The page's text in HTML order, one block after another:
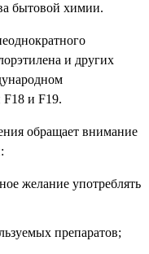
бытовой химии.
и других
F18 и F19.
обращает внимание
желание употреблять
препаратов;